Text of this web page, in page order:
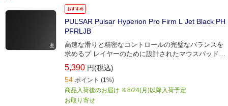
おすすめ
PULSAR Pulsar Hyperion Pro Firm L Jet Black PH
PFRLJB
高速な滑りと精密なコントロールの完璧なバランスを
求めるプ レイヤーのために設計されたマウスパッド
『Hyperion Pro Firm』
5,390 円(税込)
54 ポイント (1%)
商品入荷後のお届け ※8/24(月)以降入荷予定
お取り寄せ